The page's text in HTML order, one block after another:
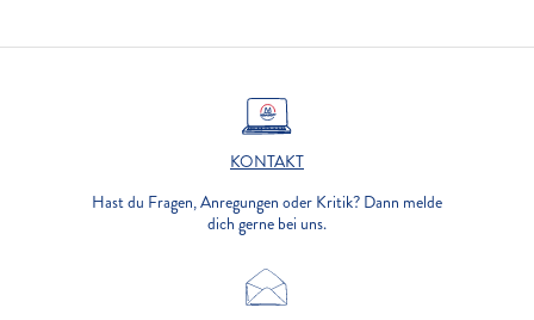
KONTAKT
Hast du Fragen, Anregungen oder Kritik? Dann melde
dich gerne bei uns.